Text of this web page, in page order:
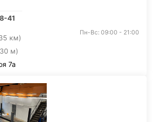
41
км)
м)
Пн-Вс: 09:00 - 21:00
7а